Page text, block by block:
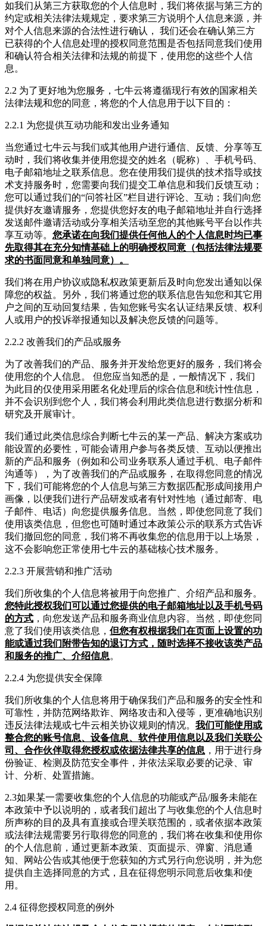
如我们从第三方获取您的个人信息时，我们将依据与第三方的
约定或相关法律法规规定，要求第三方说明个人信息来源，并
对个人信息来源的合法性进行确认， 我们还会在确认第三方
已获得的个人信息处理的授权同意范围是否包括同意我们使用
和确认符合相关法律和法规的前提下，使用您的这些个人信
息。
2.2 为了更好地为您服务，七牛云将遵循现行有效的国家相关
法律法规和您的同意，将您的个人信息用于以下目的：
2.2.1 为您提供互动功能和发出业务通知
当您通过七牛云与我们或其他用户进行通信、反馈、分享等互
动时，我们将收集并使用您提交的姓名（昵称）、手机号码、
电子邮箱地址之联系信息。您在使用我们提供的技术指导或技
术支持服务时，您需要向我们提交工单信息和我们反馈互动；
您可以通过我们的“问答社区”栏目进行评论、互动；我们向您
提供好友邀请服务，您提供您好友的电子邮箱地址并自行选择
发送邮件邀请活动或分享相关活动至您的其他账号平台以作共
享互动等。 您承诺在向我们提供任何他人的个人信息时均已事
先取得其在充分知情基础上的明确授权同意（包括法律法规要
求的书面同意和单独同意）。
我们将在用户协议或隐私权政策更新后及时向您发出通知以保
障您的权益。另外，我们将通过您的联系信息告知您和其它用
户之间的互动回复结果，告知您账号实名认证结果反馈、权利
人或用户的投诉举报通知以及解决您反馈的问题等。
2.2.2 改善我们的产品或服务
为了改善我们的产品、服务并开发给您更好的服务，我们将会
使用您的个人信息。 但您应当知悉的是，一般情况下，我们
为此目的仅使用采用匿名化处理后的综合信息和统计性信息，
并不会识别到您个人，我们将会利用此类信息进行数据分析和
研究及开展审计。
我们通过此类信息综合判断七牛云的某一产品、解决方案或功
能设置的必要性，可能会请用户参与各类反馈、互动以便推出
新的产品和服务（例如和公司业务联系人通过手机、电子邮件
沟通等），为了改善我们的产品或服务，在取得您同意的情况
下，我们可能将您的个人信息与第三方数据匹配形成间接用户
画像，以便我们进行产品研发或者有针对性地（通过邮寄、电
子邮件、电话）向您提供服务信息。当然，即使您同意了我们
使用该类信息，但您也可随时通过本政策公示的联系方式告诉
我们撤回您的同意，我们将不再收集您的信息用于以上场景，
这不会影响您正常使用七牛云的基础核心技术服务。
2.2.3 开展营销和推广活动
我们所收集的个人信息将被用于向您推广、介绍产品和服务。
您特此授权我们可以通过您提供的电子邮箱地址以及手机号码
的方式 ，向您发送产品和服务商业信息内容。当然，即使您同
意了我们使用该类信息， 但您有权根据我们在页面上设置的功
能或通过我们附带告知的退订方式，随时选择不接收该类产品
和服务的推广、介绍信息。
2.2.4 为您提供安全保障
我们所收集的个人信息将用于确保我们产品和服务的安全性和
可靠性，并防范网络欺诈、网络攻击和入侵等，更准确地识别
违反法律法规或七牛云相关协议规则的情况。 我们可能使用或
整合您的账号信息、设备信息、软件使用信息以及我们关联公
司、合作伙伴取得您授权或依据法律共享的信息 ，用于进行身
份验证、检测及防范安全事件，并依法采取必要的记录、审
计、分析、处置措施。
2.3如果某一需要收集您的个人信息的功能或产品/服务未能在
本政策中予以说明的，或者我们超出了与收集您的个人信息时
所声称的目的及具有直接或合理关联范围的，或者依据本政策
或法律法规需要另行取得您的同意的，我们将在收集和使用你
的个人信息前，通过更新本政策、页面提示、弹窗、消息通
知、网站公告或其他便于您获知的方式另行向您说明，并为您
提供自主选择同意的方式，且在征得您明示同意后收集和使
用。
2.4 征得您授权同意的例外